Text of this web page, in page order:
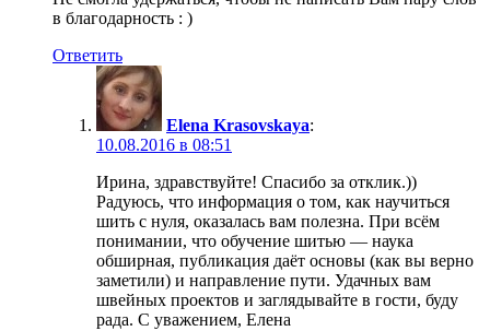
в благодарность : )
Ответить
Elena Krasovskaya:
10.08.2016 в 08:51
Ирина, здравствуйте! Спасибо за отклик.))
Радуюсь, что информация о том, как научиться
шить с нуля, оказалась вам полезна. При всём
понимании, что обучение шитью — наука
обширная, публикация даёт основы (как вы верно
заметили) и направление пути. Удачных вам
швейных проектов и заглядывайте в гости, буду
рада. С уважением, Елена